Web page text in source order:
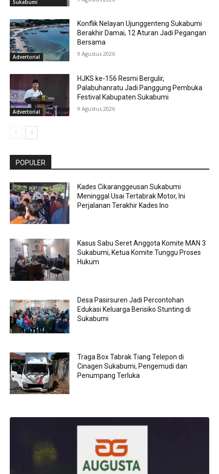
Sukabumi
Advertorial
Konflik Nelayan Ujunggenteng Sukabumi
Berakhir Damai, 12 Aturan Jadi Pegangan
Bersama
9 Agustus 2026
Advertorial
HJKS ke-156 Resmi Bergulir,
Palabuhanratu Jadi Panggung Pembuka
Festival Kabupaten Sukabumi
9 Agustus 2026
POPULER
Kades Cikaranggeusan Sukabumi
Meninggal Usai Tertabrak Motor, Ini
Perjalanan Terakhir Kades Ino
Kasus Sabu Seret Anggota Komite MAN 3
Sukabumi, Ketua Komite Tunggu Proses
Hukum
Desa Pasirsuren Jadi Percontohan
Edukasi Keluarga Berisiko Stunting di
Sukabumi
Traga Box Tabrak Tiang Telepon di
Cinagen Sukabumi, Pengemudi dan
Penumpang Terluka